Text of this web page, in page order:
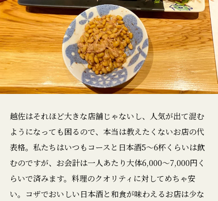
越佐はそれほど大きな店舗じゃないし、人気が出て混む
ようになっても困るので、本当は教えたくないお店の代
表格。私たちはいつもコースと日本酒5〜6杯くらいは飲
むのですが、お会計は一人あたり大体6,000〜7,000円く
らいで済みます。料理のクオリティに対してめちゃ安
い。コザでおいしい日本酒と和食が味わえるお店は少な